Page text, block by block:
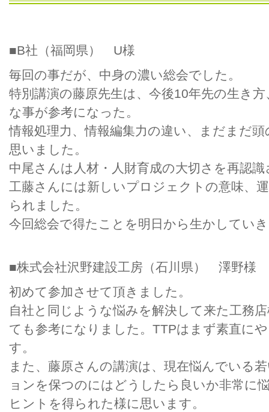
■B社（福岡県） U様
毎回の事だが、中身の濃い総会でした。
特別講演の藤原先生は、今後10年先の生き
な事が参考になった。
情報処理力、情報編集力の違い、まだまだ
思いました。
中尾さんは人材・人財育成の大切さを再認
工藤さんには新しいプロジェクトの意味、
られました。
今回総会で得たことを明日から生かしてい
■株式会社沢野建設工房（石川県） 澤野様
初めて参加させて頂きました。
自社と同じような悩みを解決して来た工務
ても参考になりました。TTPはまず素直に
す。
また、藤原さんの講演は、現在悩んでいる
ョンを保つのにはどうしたら良いか非常に
ヒントを得られた様に思います。